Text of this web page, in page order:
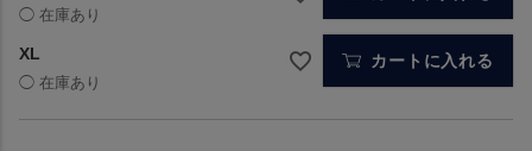
XL カートに入れる